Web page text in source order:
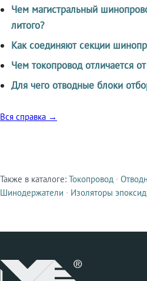
Чем магистральный
литого?
Как соединяют секции
Чем токопровод отличается
Для чего отводные блоки
Вся справка →
Смежные продукты
Также в каталоге: Токопровод ·
Шинодержатели · Изоляторы